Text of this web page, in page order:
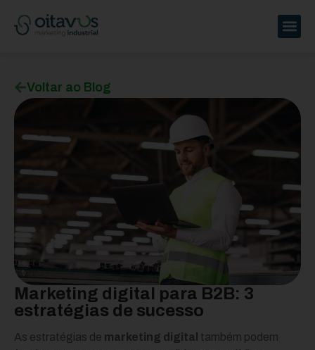
Voltar ao Blog
Marketing digital para B2B: 3
estratégias de sucesso
As estratégias de marketing digital também podem